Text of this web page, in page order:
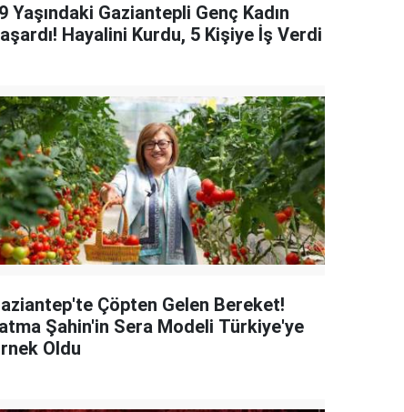
Yaşındaki Gaziantepli Genç Kadın
Hayalini Kurdu, 5 Kişiye İş Verdi
Çöpten Gelen Bereket!
Şahin'in Sera Modeli Türkiye'ye
Oldu